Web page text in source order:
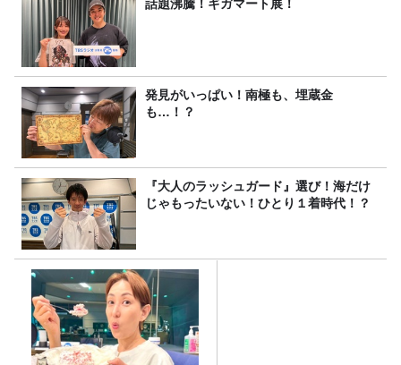
話題沸騰！ギガマート展！
発見がいっぱい！南極も、埋蔵金
も…！？
『大人のラッシュガード』選び！海だけ
じゃもったいない！ひとり１着時代！？